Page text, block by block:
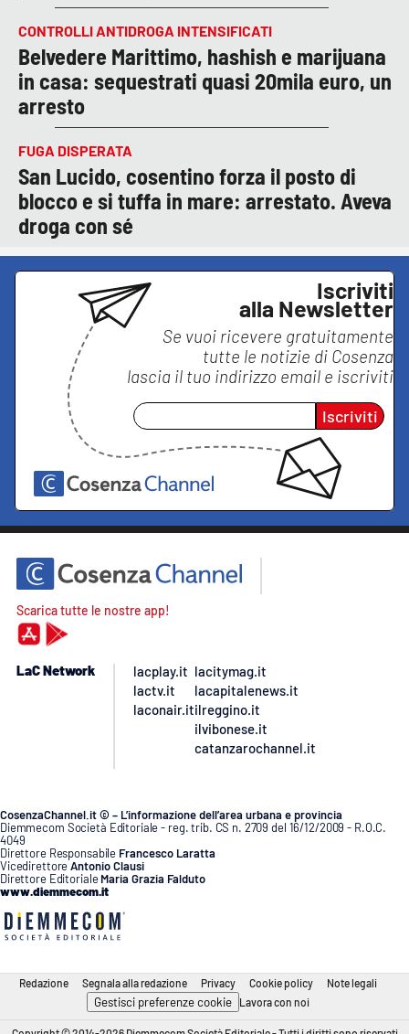
CONTROLLI ANTIDROGA INTENSIFICATI
Belvedere Marittimo, hashish e marijuana
in casa: sequestrati quasi 20mila euro, un
arresto
FUGA DISPERATA
San Lucido, cosentino forza il posto di
blocco e si tuffa in mare: arrestato. Aveva
droga con sé
Iscriviti
alla Newsletter
Se vuoi ricevere gratuitamente
tutte le notizie di Cosenza
lascia il tuo indirizzo email e iscriviti
Iscriviti
Scarica tutte le nostre app!
LaC Network
lacplay.it
lactv.it
laconair.it
lacitymag.it
lacapitalenews.it
ilreggino.it
ilvibonese.it
catanzarochannel.it
CosenzaChannel.it © – L’informazione dell’area urbana e provincia
Diemmecom Società Editoriale - reg. trib. CS n. 2709 del 16/12/2009 - R.O.C.
4049
Direttore Responsabile Francesco Laratta
VicedirettoreAntonio Clausi
Direttore Editoriale Maria Grazia Falduto
www.diemmecom.it
Redazione Segnala alla redazione Privacy Cookie policy Note legali
Gestisci preferenze cookie Lavora con noi